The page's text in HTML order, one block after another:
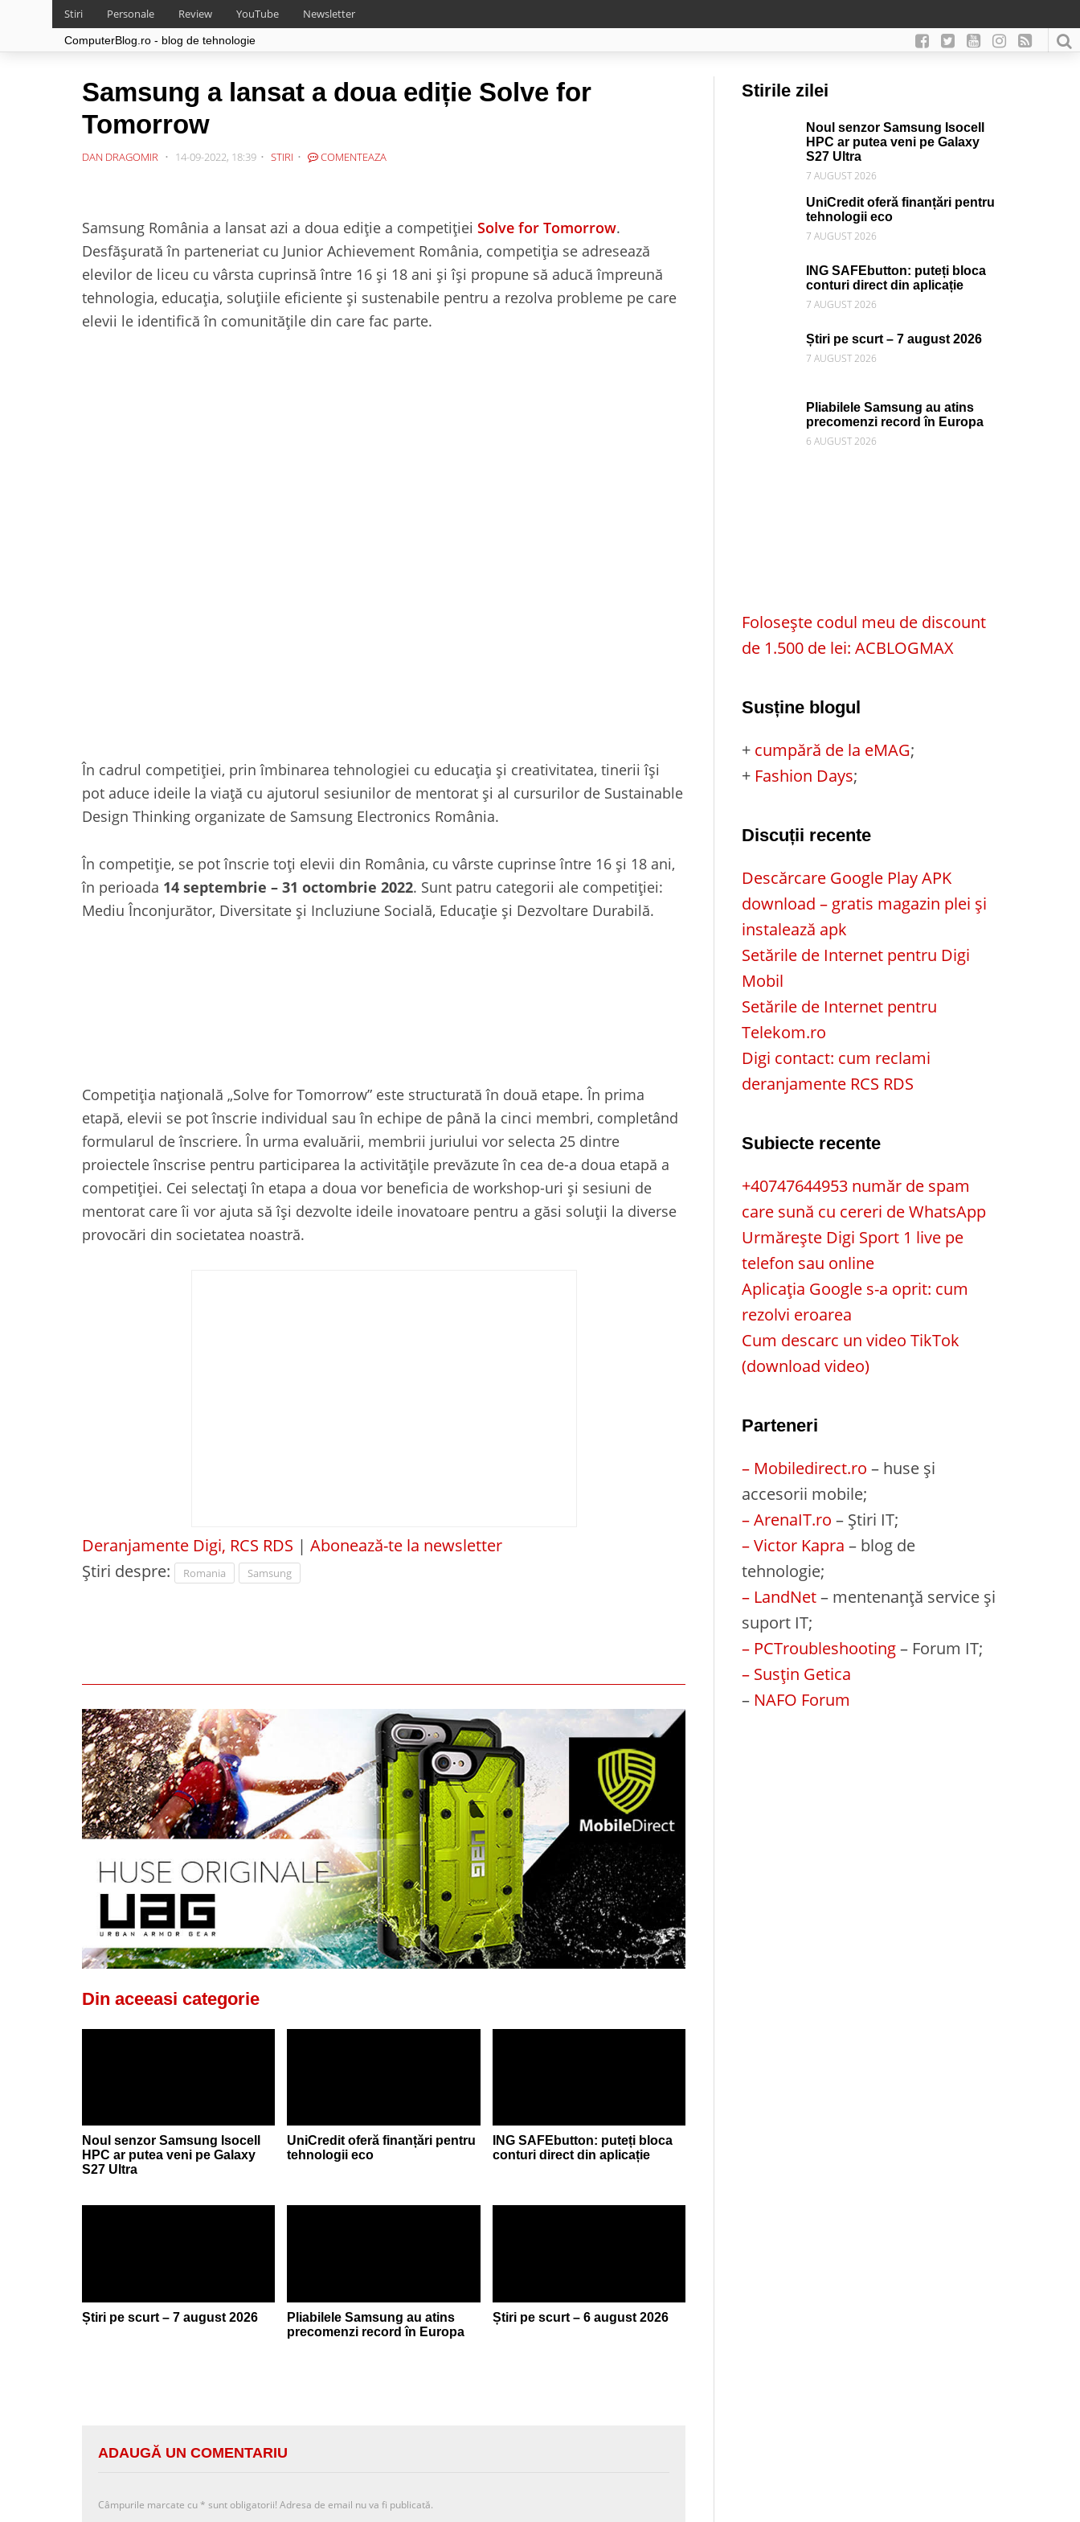
Stiri Personale Review YouTube Newsletter
ComputerBlog.ro - blog de tehnologie
Samsung a lansat a doua ediție Solve for
Tomorrow
DAN DRAGOMIR 14-09-2022, 18:39 STIRI COMENTEAZA
Samsung România a lansat azi a doua ediție a competiției Solve for Tomorrow.
Desfășurată în parteneriat cu Junior Achievement România, competiția se adresează
elevilor de liceu cu vârsta cuprinsă între 16 și 18 ani și își propune să aducă împreună
tehnologia, educația, soluțiile eficiente și sustenabile pentru a rezolva probleme pe care
elevii le identifică în comunitățile din care fac parte.
În cadrul competiției, prin îmbinarea tehnologiei cu educația și creativitatea, tinerii își
pot aduce ideile la viață cu ajutorul sesiunilor de mentorat și al cursurilor de Sustainable
Design Thinking organizate de Samsung Electronics România.
În competiție, se pot înscrie toți elevii din România, cu vârste cuprinse între 16 și 18 ani,
în perioada 14 septembrie – 31 octombrie 2022. Sunt patru categorii ale competiției:
Mediu Înconjurător, Diversitate și Incluziune Socială, Educație și Dezvoltare Durabilă.
Competiția națională „Solve for Tomorrow” este structurată în două etape. În prima
etapă, elevii se pot înscrie individual sau în echipe de până la cinci membri, completând
formularul de înscriere. În urma evaluării, membrii juriului vor selecta 25 dintre
proiectele înscrise pentru participarea la activitățile prevăzute în cea de-a doua etapă a
competiției. Cei selectați în etapa a doua vor beneficia de workshop-uri și sesiuni de
mentorat care îi vor ajuta să își dezvolte ideile inovatoare pentru a găsi soluții la diverse
provocări din societatea noastră.
Deranjamente Digi, RCS RDS | Abonează-te la newsletter
Știri despre:
Romania Samsung
Din aceeasi categorie
Noul senzor Samsung Isocell
HPC ar putea veni pe Galaxy
S27 Ultra
UniCredit oferă finanțări pentru
tehnologii eco
ING SAFEbutton: puteți bloca
conturi direct din aplicație
Știri pe scurt – 7 august 2026
Pliabilele Samsung au atins
precomenzi record în Europa
Știri pe scurt – 6 august 2026
ADAUGĂ UN COMENTARIU
Câmpurile marcate cu * sunt obligatorii! Adresa de email nu va fi publicată.
Stirile zilei
Noul senzor Samsung Isocell
HPC ar putea veni pe Galaxy
S27 Ultra
7 AUGUST 2026
UniCredit oferă finanțări pentru
tehnologii eco
7 AUGUST 2026
ING SAFEbutton: puteți bloca
conturi direct din aplicație
7 AUGUST 2026
Știri pe scurt – 7 august 2026
7 AUGUST 2026
Pliabilele Samsung au atins
precomenzi record în Europa
6 AUGUST 2026
Folosește codul meu de discount
de 1.500 de lei: ACBLOGMAX
Susține blogul
+ cumpără de la eMAG;
+ Fashion Days;
Discuții recente
Descărcare Google Play APK
download – gratis magazin plei și
instalează apk
Setările de Internet pentru Digi
Mobil
Setările de Internet pentru
Telekom.ro
Digi contact: cum reclami
deranjamente RCS RDS
Subiecte recente
+40747644953 număr de spam
care sună cu cereri de WhatsApp
Urmărește Digi Sport 1 live pe
telefon sau online
Aplicația Google s-a oprit: cum
rezolvi eroarea
Cum descarc un video TikTok
(download video)
Parteneri
– Mobiledirect.ro – huse și
accesorii mobile;
– ArenaIT.ro – Știri IT;
– Victor Kapra – blog de
tehnologie;
– LandNet– mentenanță service și
suport IT;
– PCTroubleshooting– Forum IT;
– Susțin Getica
– NAFO Forum